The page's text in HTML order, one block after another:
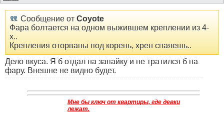
Сообщение от Coyote
Фара болтается на одном выжившем креплении из 4-
х..
Крепления оторваны под корень, хрен спаяешь..
Дело вкуса. Я б отдал на запайку и не тратился б на
фару. Внешне не видно будет.
Мне бы ключ от квартиры, где девки
лежат.